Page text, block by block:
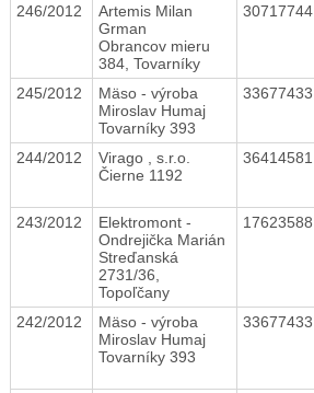
246/2012
Artemis Milan
Grman
Obrancov mieru
384, Tovarníky
30717744
245/2012
Mäso - výroba
Miroslav Humaj
Tovarníky 393
33677433
244/2012
Virago , s.r.o.
Čierne 1192
36414581
243/2012
Elektromont -
Ondrejička Marián
Streďanská
2731/36,
Topoľčany
17623588
242/2012
Mäso - výroba
Miroslav Humaj
Tovarníky 393
33677433